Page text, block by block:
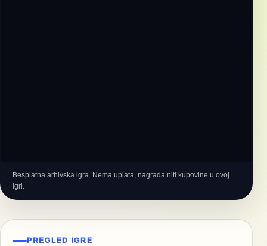
Besplatna arhivska igra. Nema uplata, nagrada niti kupovine u ovoj
igri.
PREGLED IGRE